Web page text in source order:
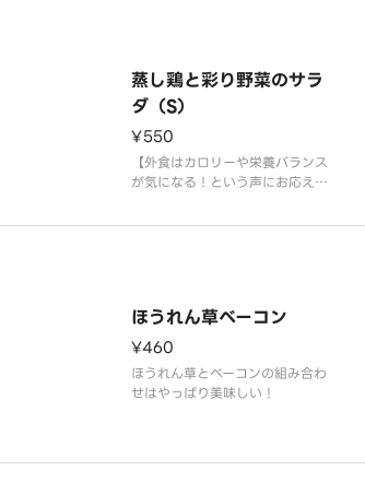
蒸し鶏と彩り野菜のサラ
ダ（S）
¥550
【外食はカロリーや栄養バランス
が気になる！という声にお応えし
り！栄養価の高い“野菜の王様”
ラダです。コブドレッ
ほうれん草ベーコン
¥460
ほうれん草とベーコンの組み合わ
せはやっぱり美味しい！